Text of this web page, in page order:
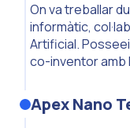
On va treballar
informàtic,
Artificial.
co-inventor amb
Apex Nano